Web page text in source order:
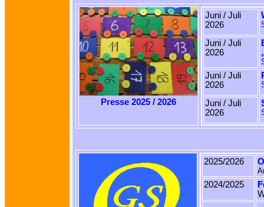
Presse 2025 / 2026
Juni / Juli
2026
Juni / Juli
2026
Juni / Juli
2026
Juni / Juli
2026
2025/2026
2024/2025